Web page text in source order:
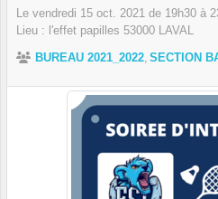
Le vendredi 15 oct. 2021 de 19h30 à
Lieu : l'effet papilles 53000 LAVAL
BUREAU 2021_2022 SECTION